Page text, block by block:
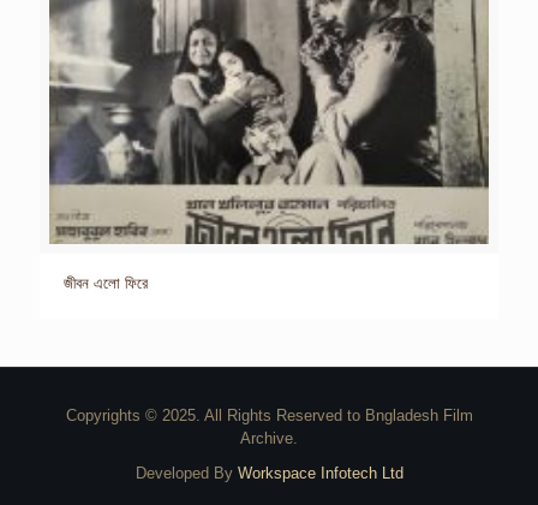
জীবন এলো ফিরে
Copyrights © 2025. All Rights Reserved to Bngladesh Film
Archive.
Developed By Workspace Infotech Ltd